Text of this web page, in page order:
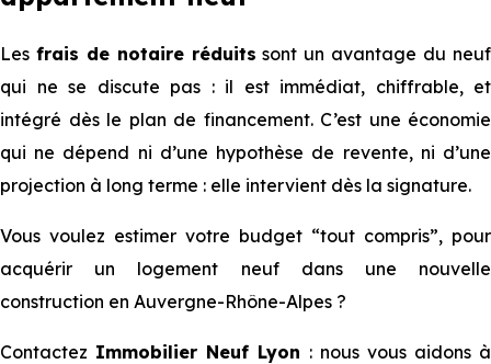
Les frais de notaire réduits sont un avantage du neuf
qui ne se discute pas : il est immédiat, chiffrable, et
intégré dès le plan de financement. C’est une économie
qui ne dépend ni d’une hypothèse de revente, ni d’une
projection à long terme : elle intervient dès la signature.
Vous voulez estimer votre budget “tout compris”, pour
acquérir un logement neuf dans une nouvelle
construction en Auvergne-Rhône-Alpes ?
Contactez Immobilier Neuf Lyon : nous vous aidons à